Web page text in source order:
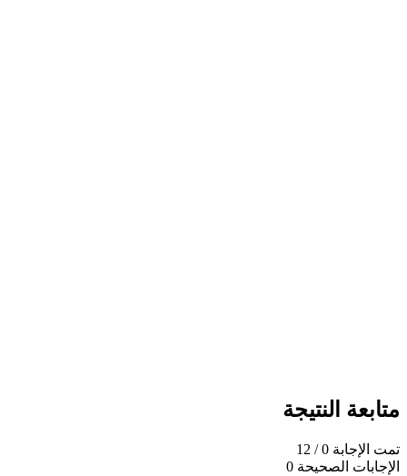
متابعة النتيجة
تمت الإجابة 0
/ 12
الإجابات الصحيحة 0